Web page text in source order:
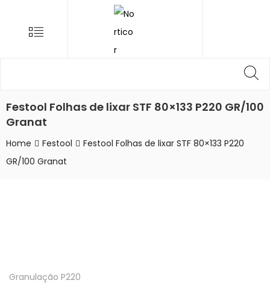
Menu
Festool Folhas de lixar STF 80×133 P220 GR/100
Granat
Home Festool
Festool Folhas de lixar STF 80×133 P220
GR/100 Granat
Granulação P220